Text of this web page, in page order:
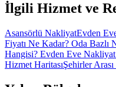
İlgili Hizmet ve
Asansörlü NakliyatEvden
Fiyatı Ne Kadar? Oda Bazlı
Hangisi? Evden Eve Nakliyat
Hizmet HaritasıŞehirler